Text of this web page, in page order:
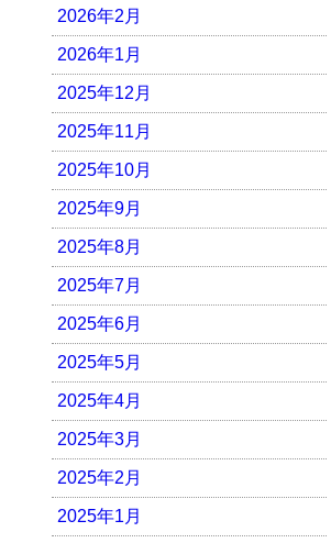
2026年2月
2026年1月
2025年12月
2025年11月
2025年10月
2025年9月
2025年8月
2025年7月
2025年6月
2025年5月
2025年4月
2025年3月
2025年2月
2025年1月